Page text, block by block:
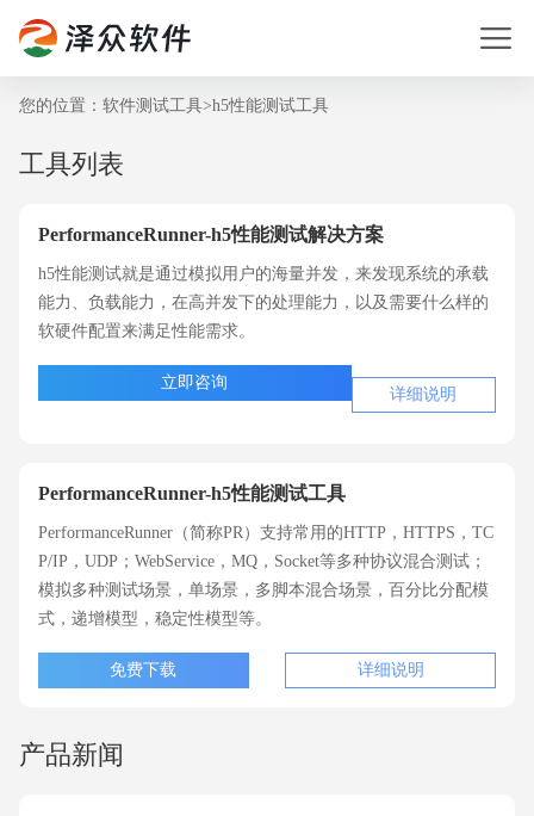
您的位置： 软件测试工具>h5性能测试工具
工具列表
PerformanceRunner-h5性能测试解决方案
h5性能测试就是通过模拟用户的海量并发，来发现系统的承载
能力、负载能力，在高并发下的处理能力，以及需要什么样的
软硬件配置来满足性能需求。
立即咨询
详细说明
PerformanceRunner-h5性能测试工具
PerformanceRunner（简称PR）支持常用的HTTP，HTTPS，TC
P/IP，UDP；WebService，MQ，Socket等多种协议混合测试；
模拟多种测试场景，单场景，多脚本混合场景，百分比分配模
式，递增模型，稳定性模型等。
免费下载 详细说明
产品新闻